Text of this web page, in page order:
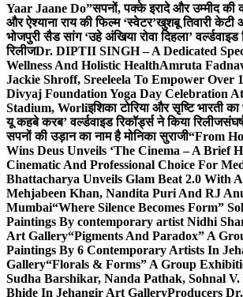
Yaar Jaane Do”सपनों, पक्के इरादे और उम्मीद की
और ऐश्याना राय की फिल्म ‘स्वेटर’खुशबू तिवारी केटी
भोजपुरी सैड सांग ‘उहे अंखिया रोवा दिहला’ वर्ल्डवाइड
रिलीजDr. DIPTII SINGH – A Dedicated
Wellness And Holistic HealthAmruta
Jackie Shroff, Sreeleela To Empower Over
Divyaj Foundation Yoga Day Celebration
Stadium, Worliइशिका टोरिया और सृष्टि भारती
यू कहबे करब’ वर्ल्डवाइड रिकॉर्ड्स ने किया रिलीज
सपनों की उड़ान का नाम है मोनिका सुराजी“From
Wins Deus Unveils ‘The Cinema – A Brief
Cinematic And Professional Choice For
Bhattacharya Unveils Glam Beat 2.0 With
Mehjabeen Khan, Nandita Puri And RJ
Mumbai“Where Silence Becomes Form”
Paintings By contemporary artist Nidhi
Art Gallery“Pigments And Paradox” A
Paintings By 6 Contemporary Artists In
Gallery“Florals & Forms” A Group
Sudha Barshikar, Nanda Pathak, Sohnal V.
Bhide In Jehangir Art GalleryProducers